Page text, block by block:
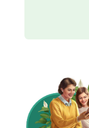
gumawa ang
ang Kanyang
nakayang
na mga bagay
ngayon, mas